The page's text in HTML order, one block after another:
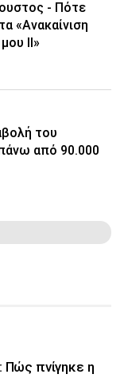
- Πότε
«Ανακαίνιση
ΙΙ»
του
από 90.000
πνίγηκε η